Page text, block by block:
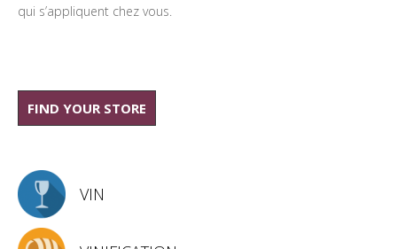
qui s’appliquent chez vous.
FIND YOUR STORE
VIN